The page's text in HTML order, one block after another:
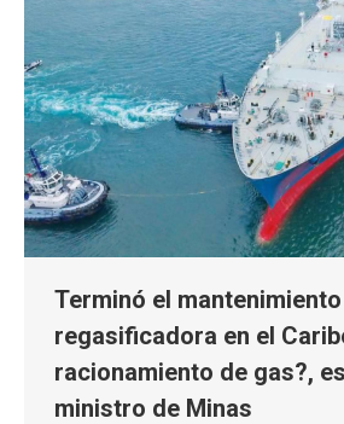
Terminó el
regasificadora en el
racionamiento de gas?,
ministro de Minas